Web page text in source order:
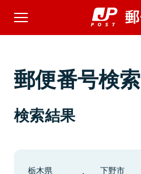
郵便番号検索
検索結果
栃木県 下野市